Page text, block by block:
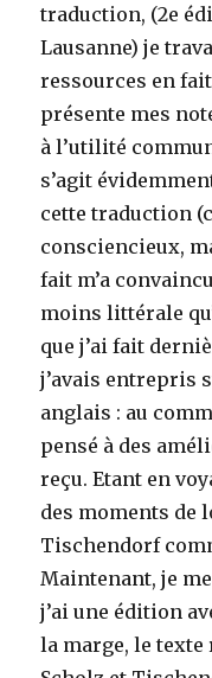
traduction, (2e
Lausanne) je
ressources en
présente mes
à l’utilité
s’agit
cette traduction
consciencieux,
fait m’a
moins littérale
que j’ai fait
j’avais entrepris
anglais : au
pensé à des
reçu. Etant en
des moments de
Tischendorf
Maintenant, je
j’ai une édition
la marge, le texte